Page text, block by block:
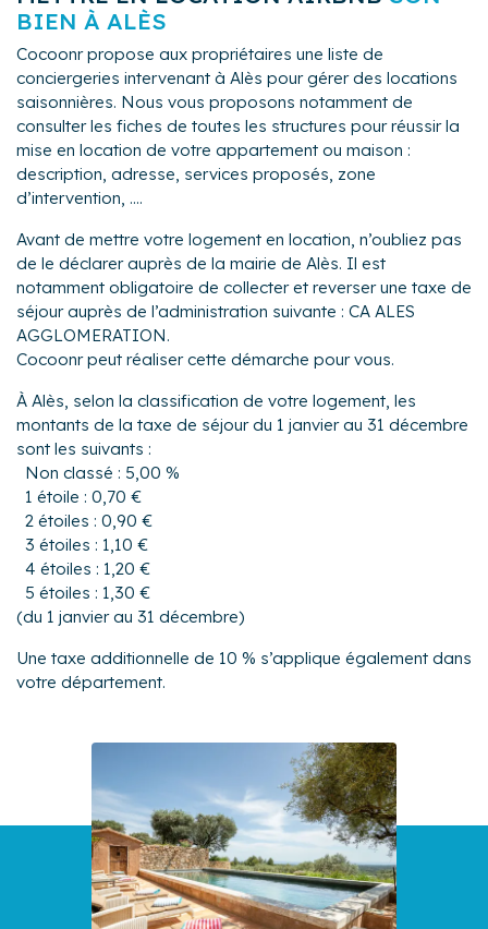
BIEN À ALÈS
Cocoonr propose aux propriétaires une liste de
conciergeries intervenant à Alès pour gérer des locations
saisonnières. Nous vous proposons notamment de
consulter les fiches de toutes les structures pour réussir la
mise en location de votre appartement ou maison :
description, adresse, services proposés, zone
d’intervention, ....
Avant de mettre votre logement en location, n’oubliez pas
de le déclarer auprès de la mairie de Alès. Il est
notamment obligatoire de collecter et reverser une taxe de
séjour auprès de l’administration suivante : CA ALES
AGGLOMERATION.
Cocoonr peut réaliser cette démarche pour vous.
À Alès, selon la classification de votre logement, les
montants de la taxe de séjour du 1 janvier au 31 décembre
sont les suivants :
Non classé : 5,00 %
1 étoile : 0,70 €
2 étoiles : 0,90 €
3 étoiles : 1,10 €
4 étoiles : 1,20 €
5 étoiles : 1,30 €
(du 1 janvier au 31 décembre)
Une taxe additionnelle de 10 % s’applique également dans
votre département.